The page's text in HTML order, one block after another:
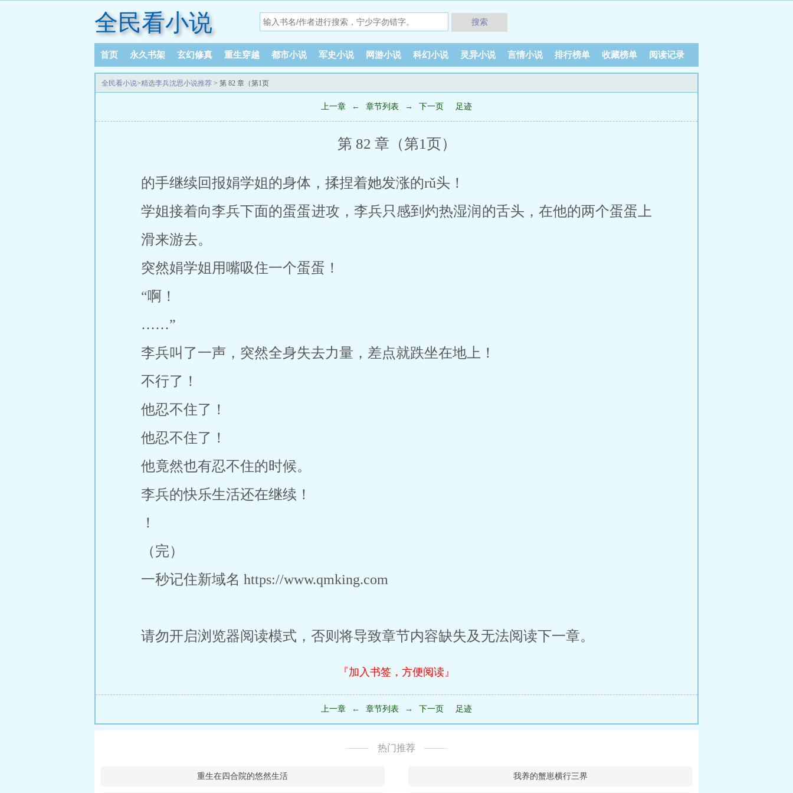
全民看小说 搜索
首页 永久书架 玄幻修真 重生穿越 都市小说 军史小说 网游小说 科幻小说 灵异小说 言情小说 排行榜单 收藏榜单 阅读记录
全民看小说>精选李兵沈思小说推荐 > 第 82 章（第1页
上一章 ← 章节列表 → 下一页 足迹
第 82 章（第1页）
的手继续回报娟学姐的身体，揉捏着她发涨的rǔ头！
学姐接着向李兵下面的蛋蛋进攻，李兵只感到灼热湿润的舌头，在他的两个蛋蛋上
滑来游去。
突然娟学姐用嘴吸住一个蛋蛋！
“啊！
……”
李兵叫了一声，突然全身失去力量，差点就跌坐在地上！
不行了！
他忍不住了！
他忍不住了！
他竟然也有忍不住的时候。
李兵的快乐生活还在继续！
！
（完）
一秒记住新域名 https://www.qmking.com
请勿开启浏览器阅读模式，否则将导致章节内容缺失及无法阅读下一章。
『加入书签，方便阅读』
上一章 ← 章节列表 → 下一页 足迹
热门推荐
重生在四合院的悠然生活 我养的蟹崽横行三界